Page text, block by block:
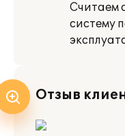
Считаем
систему
Отзыв